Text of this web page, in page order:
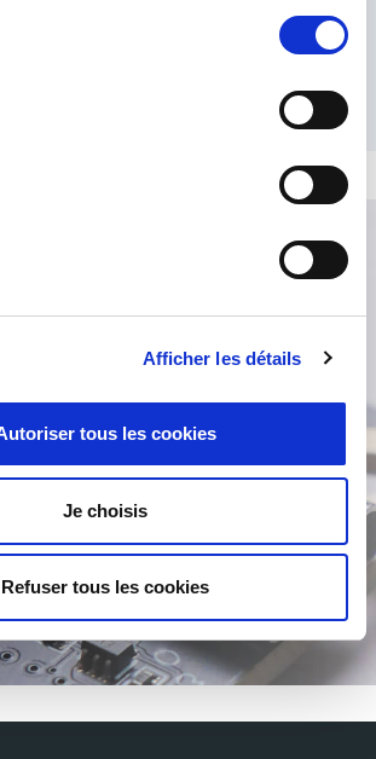
Afficher les détails
tous les cookies
Je choisis
Refuser tous les cookies
de producto